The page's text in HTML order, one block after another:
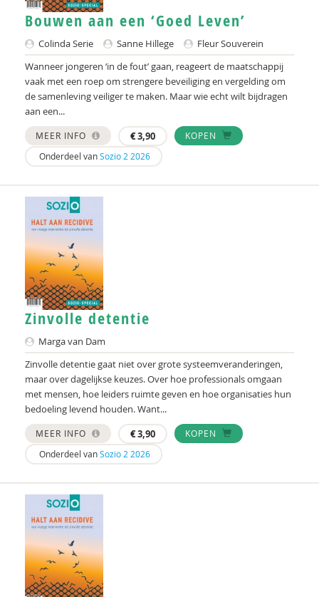
Bouwen aan een ‘Goed Leven’
Colinda Serie Sanne Hillege
Fleur Souverein
Wanneer jongeren ‘in de fout’ gaan, reageert de maatschappij
vaak met een roep om strengere beveiliging en vergelding om
de samenleving veiliger te maken. Maar wie echt wilt bijdragen
aan een...
MEER INFO €3,90
KOPEN
Onderdeel vanSozio 2 2026
Zinvolle detentie
Marga van Dam
Zinvolle detentie gaat niet over grote systeemveranderingen,
maar over dagelijkse keuzes. Over hoe professionals omgaan
met mensen, hoe leiders ruimte geven en hoe organisaties hun
bedoeling levend houden. Want...
MEER INFO €3,90
KOPEN
Onderdeel vanSozio 2 2026